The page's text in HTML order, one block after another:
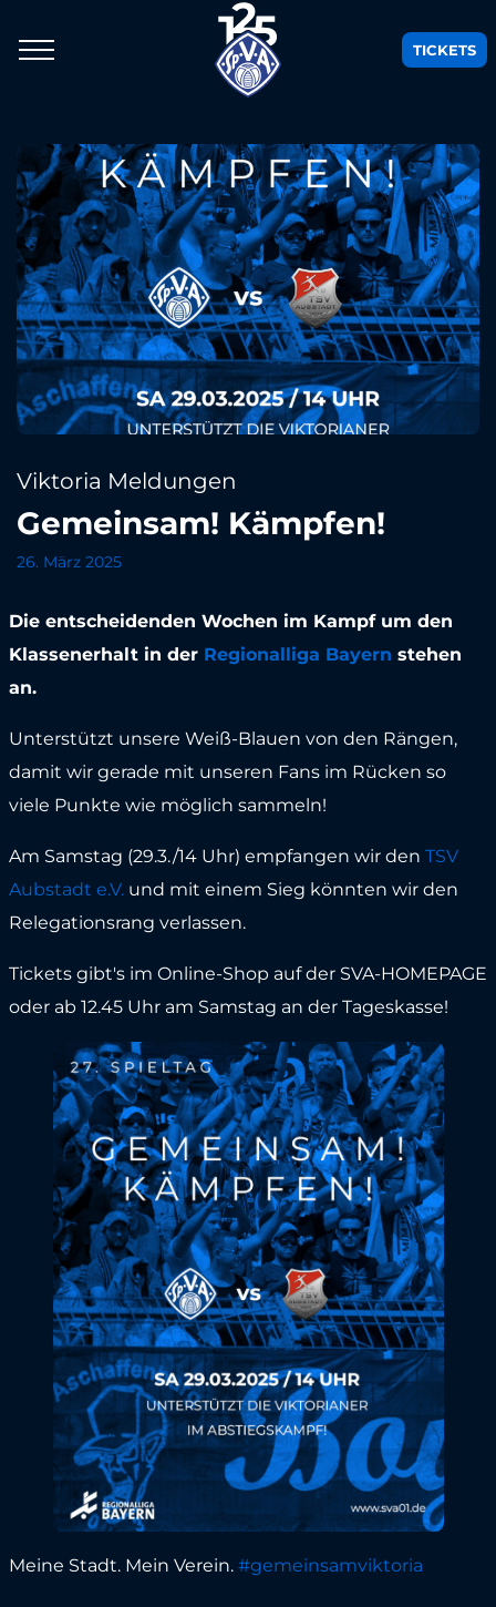
TICKETS
Viktoria Meldungen
Gemeinsam! Kämpfen!
26. März 2025
Die entscheidenden Wochen im Kampf um den
Klassenerhalt in der Regionalliga Bayern stehen
an.
Unterstützt unsere Weiß-Blauen von den Rängen,
damit wir gerade mit unseren Fans im Rücken so
viele Punkte wie möglich sammeln!
Am Samstag (29.3./14 Uhr) empfangen wir den TSV
Aubstadt e.V.und mit einem Sieg könnten wir den
Relegationsrang verlassen.
Tickets gibt's im Online-Shop auf der SVA-HOMEPAGE
oder ab 12.45 Uhr am Samstag an der Tageskasse!
Meine Stadt. Mein Verein. #gemeinsamviktoria